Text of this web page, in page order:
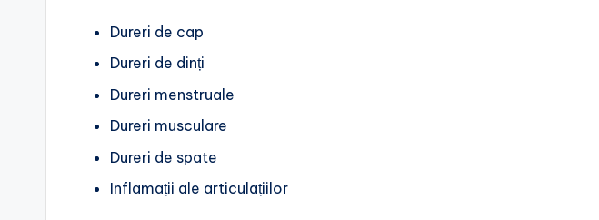
Dureri de cap
Dureri de dinți
Dureri menstruale
Dureri musculare
Dureri de spate
Inflamații ale articulațiilor